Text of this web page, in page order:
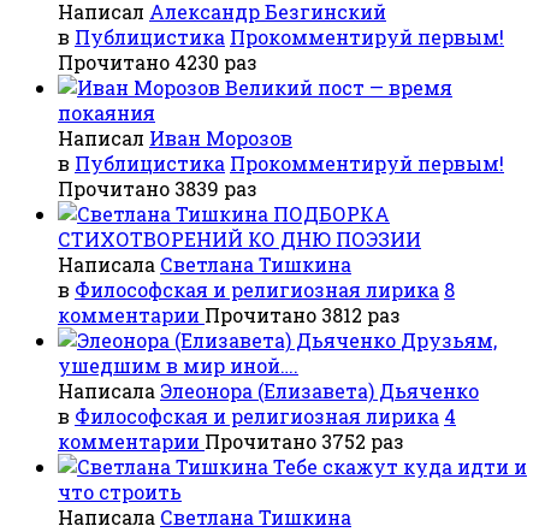
Написал Александр Безгинский
в Публицистика Прокомментируй первым!
Прочитано 4230 раз
Великий пост — время
покаяния
Написал Иван Морозов
в Публицистика Прокомментируй первым!
Прочитано 3839 раз
ПОДБОРКА
СТИХОТВОРЕНИЙ КО ДНЮ ПОЭЗИИ
Написала Светлана Тишкина
в Философская и религиозная лирика 8
комментарии Прочитано 3812 раз
Друзьям,
ушедшим в мир иной….
Написала Элеонора (Елизавета) Дьяченко
в Философская и религиозная лирика 4
комментарии Прочитано 3752 раз
Тебе скажут куда идти и
что строить
Написала Светлана Тишкина